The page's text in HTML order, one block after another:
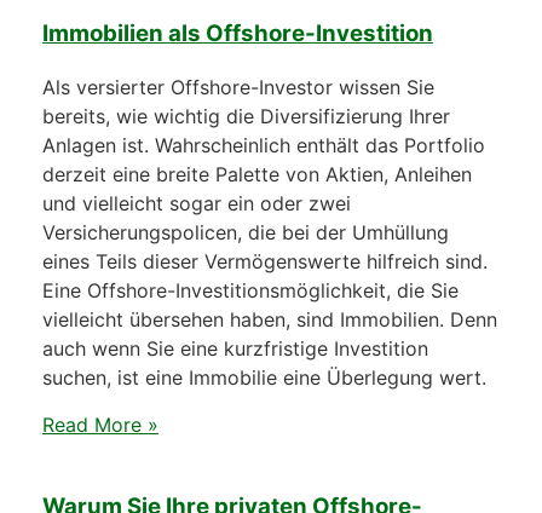
Immobilien als Offshore-Investition
Als versierter Offshore-Investor wissen Sie
bereits, wie wichtig die Diversifizierung Ihrer
Anlagen ist. Wahrscheinlich enthält das Portfolio
derzeit eine breite Palette von Aktien, Anleihen
und vielleicht sogar ein oder zwei
Versicherungspolicen, die bei der Umhüllung
eines Teils dieser Vermögenswerte hilfreich sind.
Eine Offshore-Investitionsmöglichkeit, die Sie
vielleicht übersehen haben, sind Immobilien. Denn
auch wenn Sie eine kurzfristige Investition
suchen, ist eine Immobilie eine Überlegung wert.
Read More »
Warum Sie Ihre privaten Offshore-